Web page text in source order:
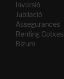
Inversió
Jubilació
Assegurances
Renting Cotxes
Bizum